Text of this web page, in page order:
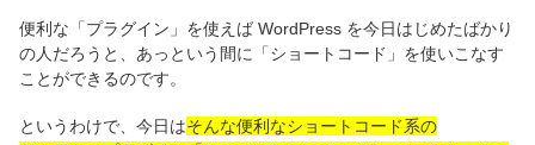
便利な「プラグイン」を使えば WordPress を今日はじめたばかり
の人だろうと、あっという間に「ショートコード」を使いこなす
ことができるのです。
というわけで、今日はそんな便利なショートコード系の